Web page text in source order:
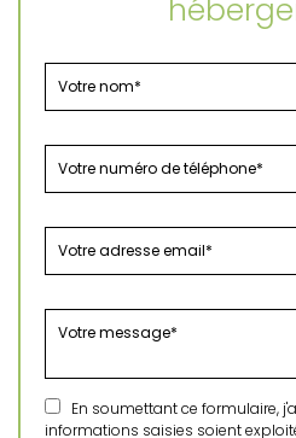
En soumettant ce formulaire,
informations saisies soient